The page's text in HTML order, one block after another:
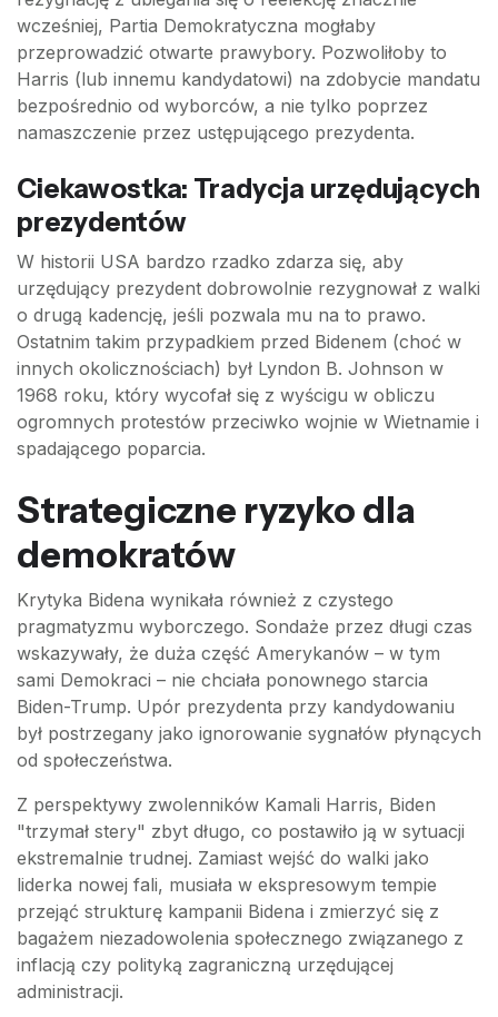
wcześniej, Partia Demokratyczna mogłaby
przeprowadzić otwarte prawybory. Pozwoliłoby to
Harris (lub innemu kandydatowi) na zdobycie mandatu
bezpośrednio od wyborców, a nie tylko poprzez
namaszczenie przez ustępującego prezydenta.
Ciekawostka: Tradycja urzędujących
prezydentów
W historii USA bardzo rzadko zdarza się, aby
urzędujący prezydent dobrowolnie rezygnował z walki
o drugą kadencję, jeśli pozwala mu na to prawo.
Ostatnim takim przypadkiem przed Bidenem (choć w
innych okolicznościach) był Lyndon B. Johnson w
1968 roku, który wycofał się z wyścigu w obliczu
ogromnych protestów przeciwko wojnie w Wietnamie i
spadającego poparcia.
Strategiczne ryzyko dla
demokratów
Krytyka Bidena wynikała również z czystego
pragmatyzmu wyborczego. Sondaże przez długi czas
wskazywały, że duża część Amerykanów – w tym
sami Demokraci – nie chciała ponownego starcia
Biden-Trump. Upór prezydenta przy kandydowaniu
był postrzegany jako ignorowanie sygnałów płynących
od społeczeństwa.
Z perspektywy zwolenników Kamali Harris, Biden
"trzymał stery" zbyt długo, co postawiło ją w sytuacji
ekstremalnie trudnej. Zamiast wejść do walki jako
liderka nowej fali, musiała w ekspresowym tempie
przejąć strukturę kampanii Bidena i zmierzyć się z
bagażem niezadowolenia społecznego związanego z
inflacją czy polityką zagraniczną urzędującej
administracji.